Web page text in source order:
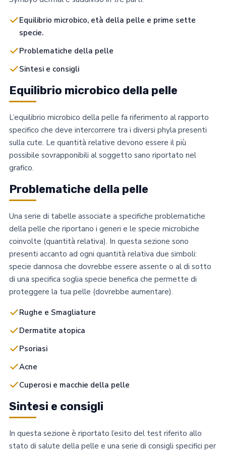
Equilibrio microbico, età della pelle e prime sette
specie.
Problematiche della pelle
Sintesi e consigli
Equilibrio microbico della pelle
L’equilibrio microbico della pelle fa riferimento al rapporto
specifico che deve intercorrere tra i diversi phyla presenti
sulla cute. Le quantità relative devono essere il più
possibile sovrapponibili al soggetto sano riportato nel
grafico.
Problematiche della pelle
Una serie di tabelle associate a specifiche problematiche
della pelle che riportano i generi e le specie microbiche
coinvolte (quantità relativa). In questa sezione sono
presenti accanto ad ogni quantità relativa due simboli:
specie dannosa che dovrebbe essere assente o al di sotto
di una specifica soglia specie benefica che permette di
proteggere la tua pelle (dovrebbe aumentare).
Rughe e Smagliature
Dermatite atopica
Psoriasi
Acne
Cuperosi e macchie della pelle
Sintesi e consigli
In questa sezione è riportato l’esito del test riferito allo
stato di salute della pelle e una serie di consigli specifici per